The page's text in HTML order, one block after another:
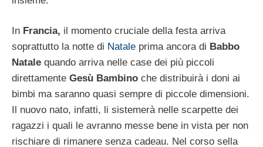
In Francia, il momento cruciale della festa arriva
soprattutto la notte di Natale prima ancora di Babbo
Natale quando arriva nelle case dei più piccoli
direttamente Gesù Bambino che distribuirà i doni ai
bimbi ma saranno quasi sempre di piccole dimensioni.
Il nuovo nato, infatti, li sistemerà nelle scarpette dei
ragazzi i quali le avranno messe bene in vista per non
rischiare di rimanere senza cadeau. Nel corso sella